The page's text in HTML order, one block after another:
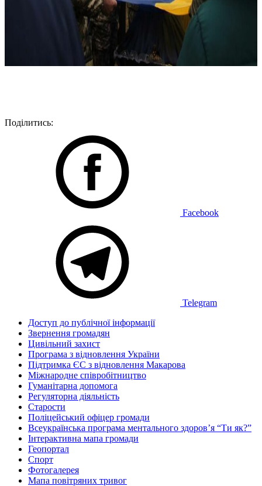
Поділитись:
Facebook
Telegram
Доступ до публічної інформації
Звернення громадян
Цивільний захист
Програма з відновлення України
Підтримка ЄС з відновлення Макарова
Міжнародне співробітництво
Гуманітарна допомога
Регуляторна діяльність
Старости
Поліцейський офіцер громади
Всеукраїнська програма ментального здоров’я “Ти як?”
Інтерактивна мапа громади
Геопортал
Спорт
Фотогалерея
Мапа повітряних тривог